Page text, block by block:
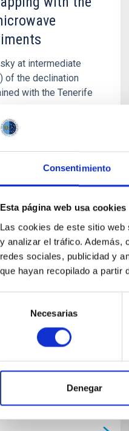
Consentimiento
Esta página web usa cookies
Las cookies de este sitio
y analizar el tráfico. Además,
redes sociales, publicidad y
que hayan recopilado a partir
Necesarias
Denegar
at intermediate
of the declination
with the Tenerife
Meeting on
plans of the
40 are outlined.
emerged from...